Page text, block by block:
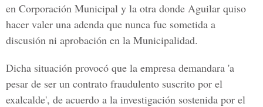
en Corporación Municipal y la otra donde Aguilar quiso
hacer valer una adenda que nunca fue sometida a
discusión ni aprobación en la Municipalidad.
Dicha situación provocó que la empresa demandara 'a
pesar de ser un contrato fraudulento suscrito por el
exalcalde', de acuerdo a la investigación sostenida por el